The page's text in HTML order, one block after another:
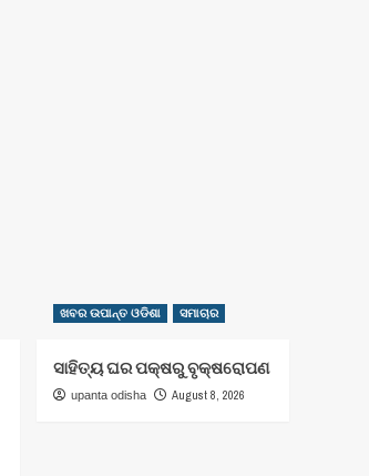
ଖବର ଉପାନ୍ତ ଓଡିଶା ସମାଚାର
ସାହିତ୍ୟ ଘର ପକ୍ଷରୁ ବୃକ୍ଷରୋପଣ
upanta odisha August 8, 2026